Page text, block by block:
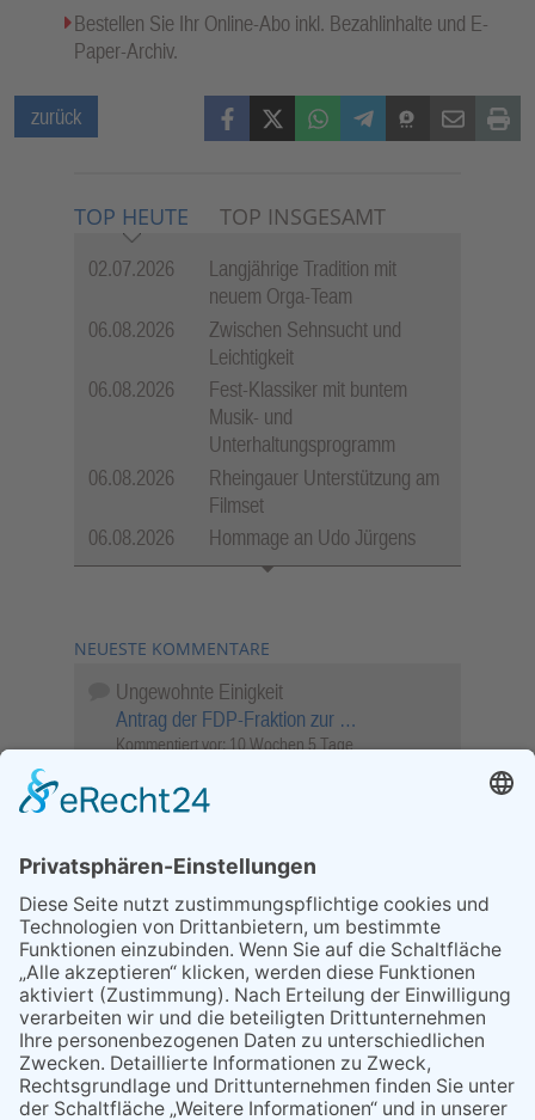
Bestellen Sie Ihr Online-Abo inkl. Bezahlinhalte und E-
Paper-Archiv.
zurück FacebookX (Twitter)WhatsAppTelegramThreemaMail Print
TOP HEUTE TOP INSGESAMT
02.07.2026
Langjährige Tradition mit
neuem Orga-Team
06.08.2026
Zwischen Sehnsucht und
Leichtigkeit
06.08.2026
Fest-Klassiker mit buntem
Musik- und
Unterhaltungsprogramm
06.08.2026
Rheingauer Unterstützung am
Filmset
06.08.2026
Hommage an Udo Jürgens
NEUESTE KOMMENTARE
Ungewohnte Einigkeit
Antrag der FDP-Fraktion zur …
Kommentiert vor: 10 Wochen 5 Tage
Objekt …
Kommentiert vor: 26 Wochen 4 Stunden
Sperrung für Wassersportler schlägt hohe
Wellen
Sperrung der Stillgewässer
Kommentiert vor:1 Jahr 50 Wochen
Literarischer Rückblick
Alte Schule
Kommentiert vor:3 Jahre 18 Wochen
Abschaltung der Straßenbeleuchtung
Abschaltung der Strassenbeleuchtung